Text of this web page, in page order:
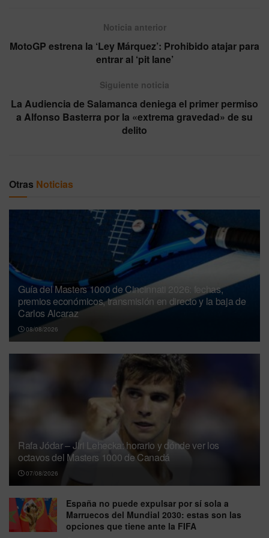
Noticia anterior
MotoGP estrena la ‘Ley Márquez’: Prohibido atajar para
entrar al ‘pit lane’
Siguiente noticia
La Audiencia de Salamanca deniega el primer permiso
a Alfonso Basterra por la «extrema gravedad» de su
delito
Otras Noticias
Guía del Masters 1000 de Cincinnati 2026: fechas,
premios económicos, transmisión en directo y la baja de
Carlos Alcaraz
08/08/2026
Rafa Jódar – Jiri Lehecka: horario y dónde ver los
octavos del Masters 1000 de Canadá
07/08/2026
España no puede expulsar por sí sola a
Marruecos del Mundial 2030: estas son las
opciones que tiene ante la FIFA